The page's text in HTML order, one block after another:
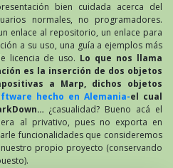
bien cuidada acerca del
normales, no programadores.
enlace al repositorio, un enlace para
a su uso, una guía a ejemplos más
licencia de uso. Lo que nos llama
es la inserción de dos objetos
a Marp, dichos objetos
hecho en Alemania-el cual
¿casualidad? Bueno acá el
al privativo, pues no exporta en
funcionalidades que consideremos
propio proyecto (conservando